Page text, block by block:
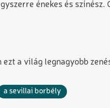
énekes és
a világ legnagyobb
a sevillai borbély